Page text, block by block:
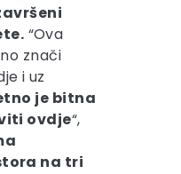
“Ova
znači
i uz
je bitna
ovdje“,
na tri